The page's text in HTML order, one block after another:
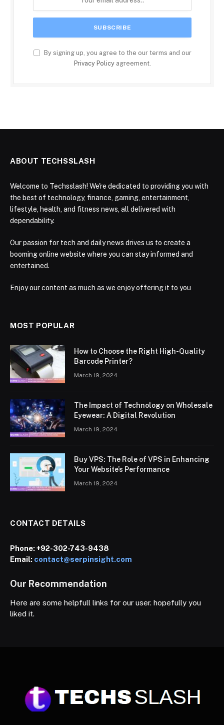
By signing up, you agree to the our terms and our
Privacy Policyagreement.
ABOUT TECHSSLASH
Welcome to Techsslash! We're dedicated to providing you with
the best of technology, finance, gaming, entertainment,
lifestyle, health, and fitness news, all delivered with
dependability.
Our passion for tech and daily news drives us to create a
booming online website where you can stay informed and
entertained.
Enjoy our content as much as we enjoy offering it to you
MOST POPULAR
How to Choose the Right High-Quality
Barcode Printer?
March 19, 2024
The Impact of Technology on Wholesale
Eyewear: A Digital Revolution
March 19, 2024
Buy VPS: The Role of VPS in Enhancing
Your Website’s Performance
March 19, 2024
CONTACT DETAILS
Phone:+92-302-743-9438
Email: contact@serpinsight.com
Our Recommendation
Here are some helpfull links for our user. hopefully you
liked it.